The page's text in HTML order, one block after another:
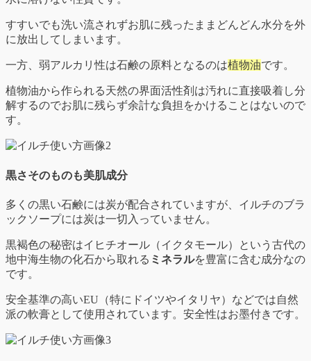
すすいでも洗い流されずお肌に残ったままどんどん水分を外
に放出してしまいます。
一方、弱アルカリ性は石鹸の原料となるのは植物油です。
植物油から作られる天然の界面活性剤は汚れに直接吸着し分
解するのでお肌に残らず余計な負担をかけることはないので
す。
黒さそのものも美肌成分
多くの黒い石鹸には炭が配合されていますが、イルチのブラ
ックソープには炭は一切入っていません。
黒褐色の秘密はイヒチオール（イクタモール）という古代の
地中海生物の化石から取れる ミネラルを豊富に含む成分なの
です。
安全基準の高いEU（特にドイツやイタリヤ）などでは自然
派の軟膏として使用されています。安全性はお墨付きです。